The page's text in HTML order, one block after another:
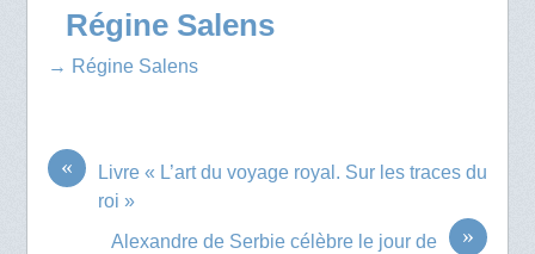
Régine Salens
→ Régine Salens
«
Livre « L’art du voyage royal. Sur les traces du
roi »
»
Alexandre de Serbie célèbre le jour de